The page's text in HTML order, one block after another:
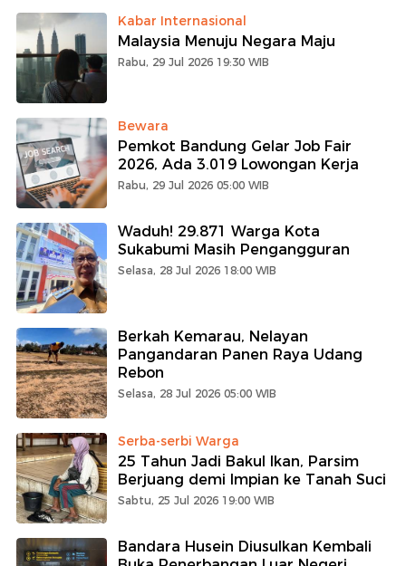
Kabar Internasional
Malaysia Menuju Negara Maju
Rabu, 29 Jul 2026 19:30 WIB
Bewara
Pemkot Bandung Gelar Job Fair
2026, Ada 3.019 Lowongan Kerja
Rabu, 29 Jul 2026 05:00 WIB
Waduh! 29.871 Warga Kota
Sukabumi Masih Pengangguran
Selasa, 28 Jul 2026 18:00 WIB
Berkah Kemarau, Nelayan
Pangandaran Panen Raya Udang
Rebon
Selasa, 28 Jul 2026 05:00 WIB
Serba-serbi Warga
25 Tahun Jadi Bakul Ikan, Parsim
Berjuang demi Impian ke Tanah Suci
Sabtu, 25 Jul 2026 19:00 WIB
Bandara Husein Diusulkan Kembali